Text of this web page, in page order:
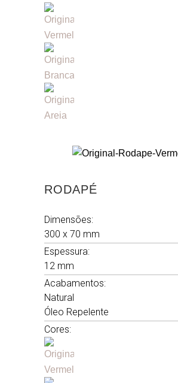
RODAPÉ
Dimensões:
300 x 70 mm
Espessura:
12 mm
Acabamentos:
Natural
Óleo Repelente
Cores: